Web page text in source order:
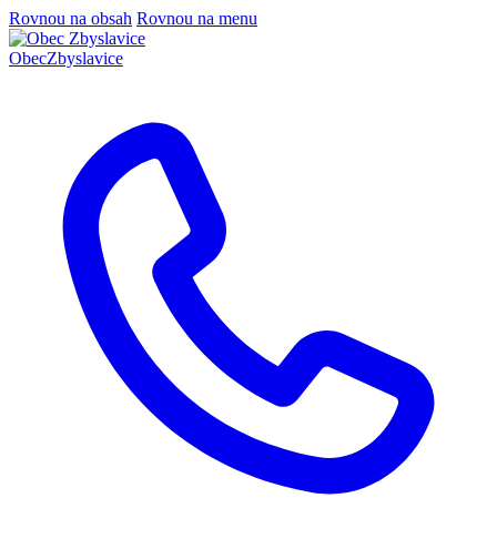
Rovnou na obsah Rovnou na menu
ObecZbyslavice